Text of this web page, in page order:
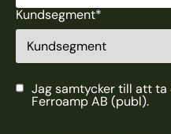
Kundsegment*
Jag samtycker till att
Ferroamp AB (publ).